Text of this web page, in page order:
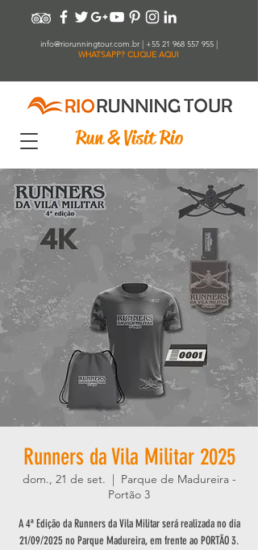
info@riorunningtour.com.br| +55 21 968 557 955|
WHATSAPP? CLIQUE AQUI
Run & Visit Rio
Runners da Vila Militar 2025
dom., 21 de set.
  |
Parque de Madureira -
Portão 3
A 4ª Edição da Runners da Vila Militar será realizada no dia
21/09/2025 no Parque Madureira, em frente ao PORTÃO 3.